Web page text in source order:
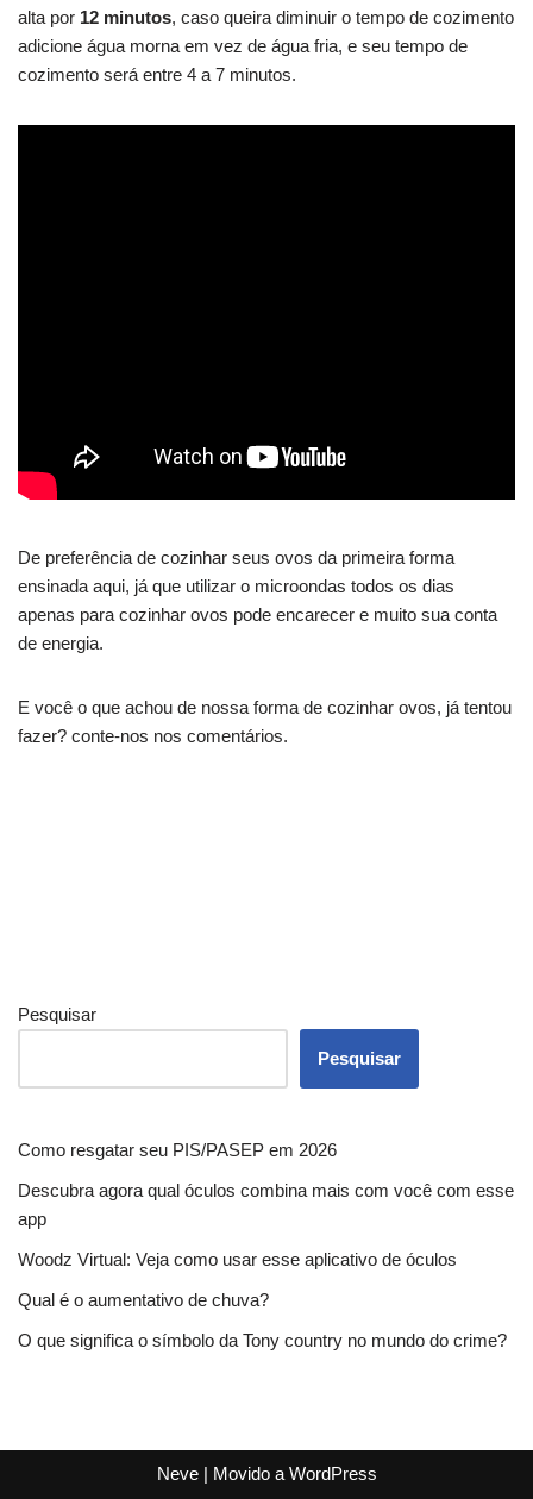
alta por 12 minutos, caso queira diminuir o tempo de cozimento
adicione água morna em vez de água fria, e seu tempo de
cozimento será entre 4 a 7 minutos.
De preferência de cozinhar seus ovos da primeira forma
ensinada aqui, já que utilizar o microondas todos os dias
apenas para cozinhar ovos pode encarecer e muito sua conta
de energia.
E você o que achou de nossa forma de cozinhar ovos, já tentou
fazer? conte-nos nos comentários.
Pesquisar
Pesquisar
Como resgatar seu PIS/PASEP em 2026
Descubra agora qual óculos combina mais com você com esse
app
Woodz Virtual: Veja como usar esse aplicativo de óculos
Qual é o aumentativo de chuva?
O que significa o símbolo da Tony country no mundo do crime?
Neve| Movido a WordPress